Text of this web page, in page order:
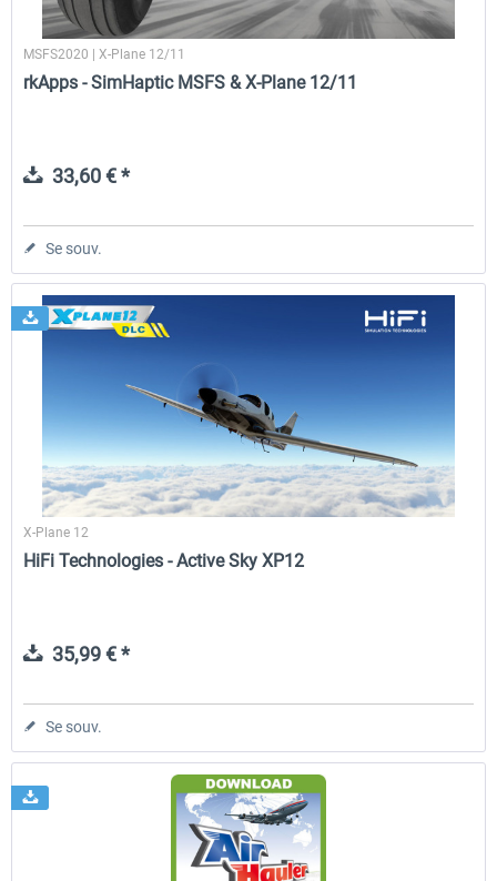
MSFS2020 | X-Plane 12/11
rkApps - SimHaptic MSFS & X-Plane 12/11
33,60 € *
Se souv.
X-Plane 12
HiFi Technologies - Active Sky XP12
35,99 € *
Se souv.